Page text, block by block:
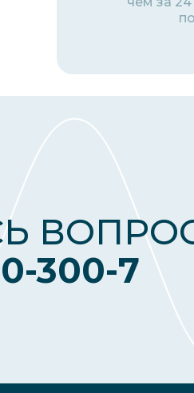
300-7